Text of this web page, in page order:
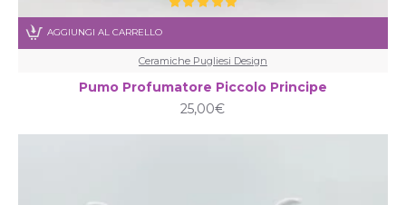
Ceramiche Pugliesi Design
Pumo Profumatore Piccolo Principe
25,00€
AGGIUNGI AL CARRELLO